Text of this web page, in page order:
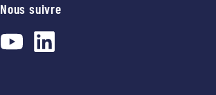
Nous suivre